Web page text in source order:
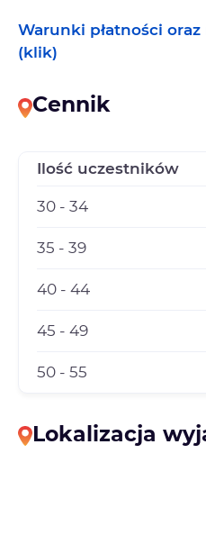
Warunki płatności
(klik)
Cennik
Ilość uczestników
30 - 34
35 - 39
40 - 44
45 - 49
50 - 55
Lokalizacja